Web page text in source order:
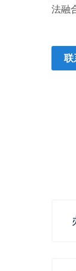
法融
联